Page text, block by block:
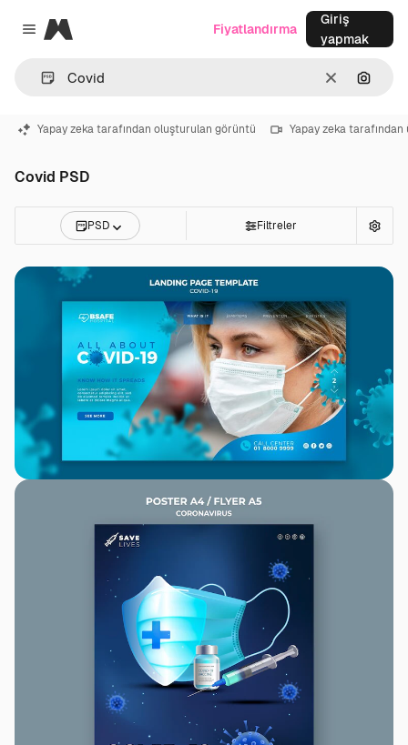
Close menu
Magnific
Temizlemek
Fiyatlandırma
Giriş
yapmak
Yapay zeka tarafından oluşturulan görüntü Yapay zeka
Covid PSD
PSD Filtreler